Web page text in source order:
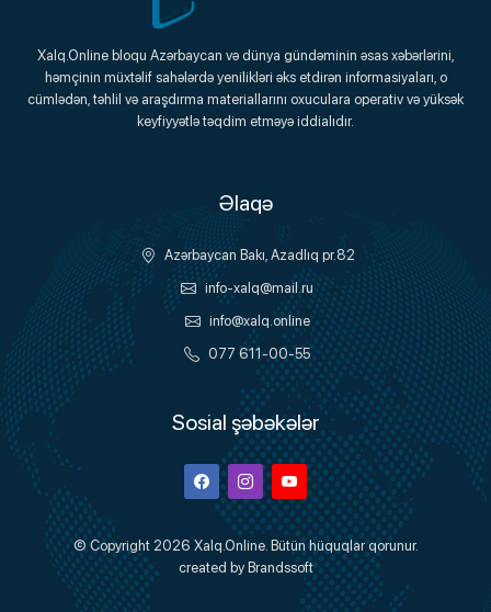
Xalq.Online
Onlayn Platforma
Xalq.Online bloqu Azərbaycan və dünya gündəminin əsas xəbərlərini,
həmçinin müxtəlif sahələrdə yenilikləri əks etdirən informasiyaları, o
cümlədən, təhlil və araşdırma materiallarını oxuculara operativ və yüksək
keyfiyyətlə təqdim etməyə iddialıdır.
Əlaqə
Azərbaycan Bakı, Azadlıq pr.82
info-xalq@mail.ru
info@xalq.online
077 611-00-55
Sosial şəbəkələr
FacebookInstagramYoutube
© Copyright 2026 Xalq.Online. Bütün hüquqlar qorunur.
created by Brandssoft